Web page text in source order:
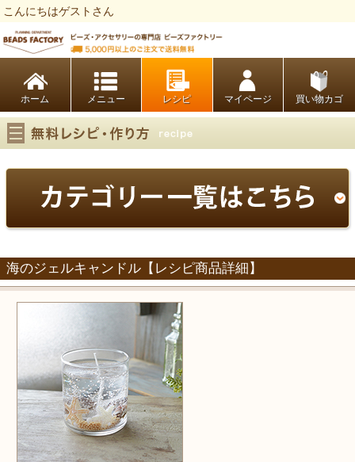
こんにちはゲストさん
ホーム レシピ マイページ 買い物カゴ
海のジェルキャンドル【レシピ商品詳細】